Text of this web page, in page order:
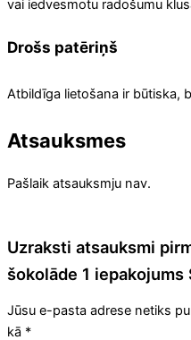
vai iedvesmotu radošumu
Drošs patēriņš
Atbildīga lietošana ir būtiska,
Atsauksmes
Pašlaik atsauksmju nav.
Uzraksti atsauksmi
šokolāde 1
Jūsu e-pasta adrese netiks
kā *